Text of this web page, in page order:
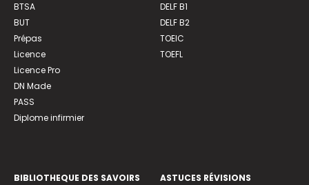
BTSA
BUT
Prépas
Licence
Licence Pro
DN Made
PASS
Diplome infirmier
DELF B1
DELF B2
TOEIC
TOEFL
BIBLIOTHEQUE DES SAVOIRS
ASTUCES RÉVISIONS